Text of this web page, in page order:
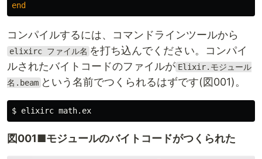
end
コンパイルするには、コマンドラインツールから
elixirc ファイル名 を打ち込んでください。コンパイ
ルされたバイトコードのファイルが Elixir.モジュール
名.beam という名前でつくられるはずです(図001)。
$
図001■モジュールのバイトコードがつくられた